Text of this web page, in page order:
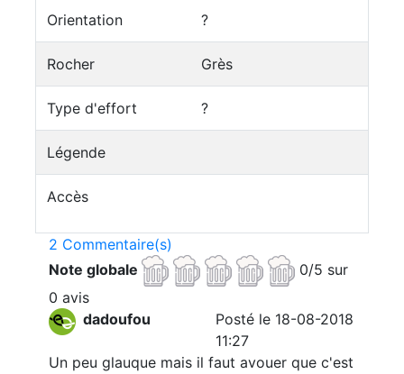
Orientation ?
Rocher Grès
Type d'effort ?
Légende
Accès
2 Commentaire(s)
Note globale
0/5 sur
0 avis
dadoufou
Posté le 18-08-2018
11:27
Un peu glauque mais il faut avouer que c'est